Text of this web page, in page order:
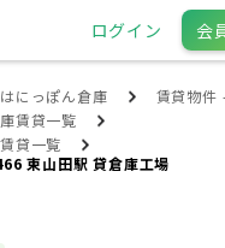
ログイン 会
にっぽん倉庫
賃貸物件
賃貸一覧
貸一覧
東山田駅 貸倉庫工場